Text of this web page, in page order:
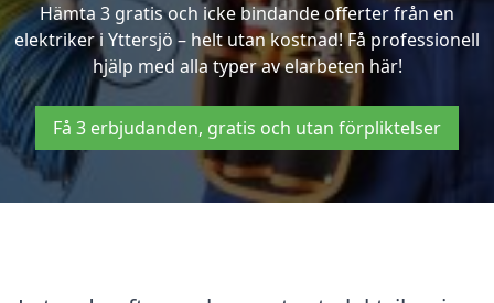
Hämta 3 gratis och icke bindande offerter från en
elektriker i Yttersjö – helt utan kostnad! Få professionell
hjälp med alla typer av elarbeten här!
Få 3 erbjudanden, gratis och utan förpliktelser